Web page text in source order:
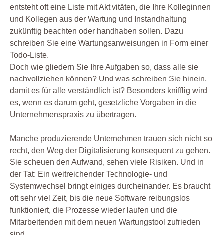
entsteht oft eine Liste mit Aktivitäten, die Ihre Kolleginnen
und Kollegen aus der Wartung und Instandhaltung
zukünftig beachten oder handhaben sollen. Dazu
schreiben Sie eine Wartungsanweisungen in Form einer
Todo-Liste.
Doch wie gliedern Sie Ihre Aufgaben so, dass alle sie
nachvollziehen können? Und was schreiben Sie hinein,
damit es für alle verständlich ist? Besonders knifflig wird
es, wenn es darum geht, gesetzliche Vorgaben in die
Unternehmenspraxis zu übertragen.
Manche produzierende Unternehmen trauen sich nicht so
recht, den Weg der Digitalisierung konsequent zu gehen.
Sie scheuen den Aufwand, sehen viele Risiken. Und in
der Tat: Ein weitreichender Technologie- und
Systemwechsel bringt einiges durcheinander. Es braucht
oft sehr viel Zeit, bis die neue Software reibungslos
funktioniert, die Prozesse wieder laufen und die
Mitarbeitenden mit dem neuen Wartungstool zufrieden